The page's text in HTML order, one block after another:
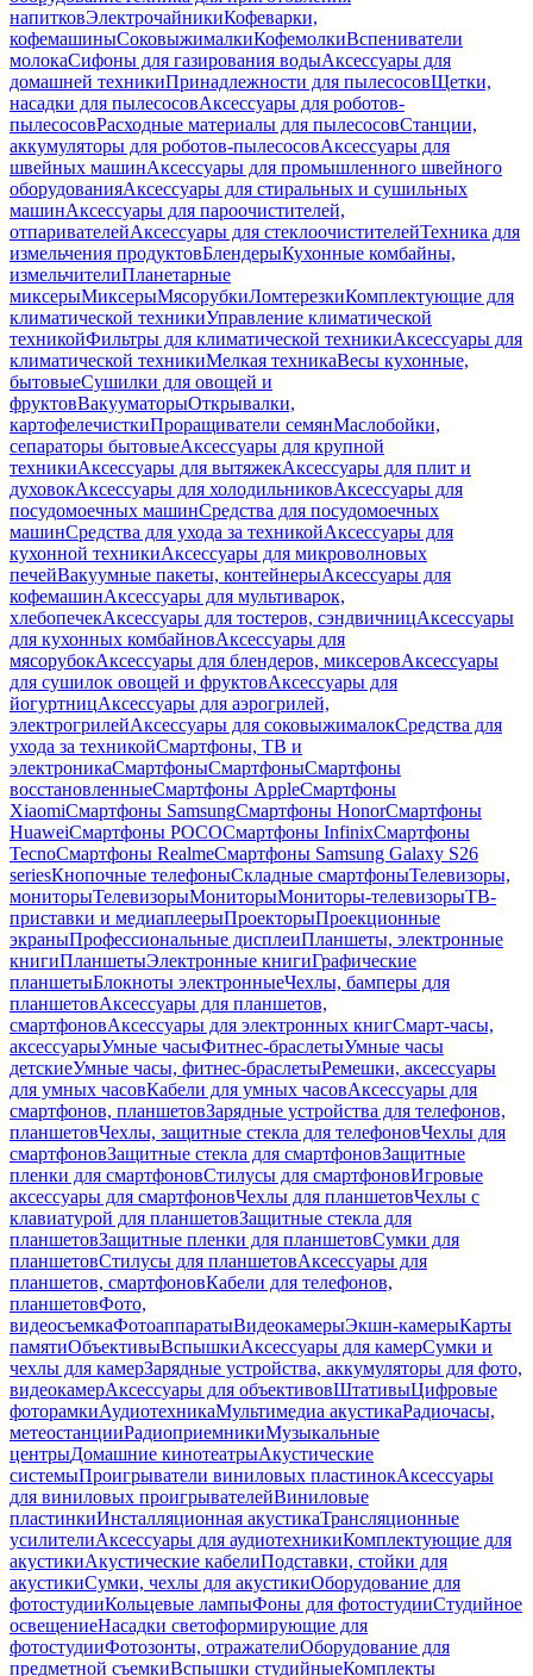
напитковЭлектрочайникиКофеварки,
кофемашиныСоковыжималкиКофемолкиВспениватели
молокаСифоны для газирования водыАксессуары для
домашней техникиПринадлежности для пылесосовЩетки,
насадки для пылесосовАксессуары для роботов-
пылесосовРасходные материалы для пылесосовСтанции,
аккумуляторы для роботов-пылесосовАксессуары для
швейных машинАксессуары для промышленного швейного
оборудованияАксессуары для стиральных и сушильных
машинАксессуары для пароочистителей,
отпаривателейАксессуары для стеклоочистителейТехника для
измельчения продуктовБлендерыКухонные комбайны,
измельчителиПланетарные
миксерыМиксерыМясорубкиЛомтерезкиКомплектующие для
климатической техникиУправление климатической
техникойФильтры для климатической техникиАксессуары для
климатической техникиМелкая техникаВесы кухонные,
бытовыеСушилки для овощей и
фруктовВакууматорыОткрывалки,
картофелечисткиПроращиватели семянМаслобойки,
сепараторы бытовыеАксессуары для крупной
техникиАксессуары для вытяжекАксессуары для плит и
духовокАксессуары для холодильниковАксессуары для
посудомоечных машинСредства для посудомоечных
машинСредства для ухода за техникойАксессуары для
кухонной техникиАксессуары для микроволновых
печейВакуумные пакеты, контейнерыАксессуары для
кофемашинАксессуары для мультиварок,
хлебопечекАксессуары для тостеров, сэндвичницАксессуары
для кухонных комбайновАксессуары для
мясорубокАксессуары для блендеров, миксеровАксессуары
для сушилок овощей и фруктовАксессуары для
йогуртницАксессуары для аэрогрилей,
электрогрилейАксессуары для соковыжималокСредства для
ухода за техникойСмартфоны, ТВ и
электроникаСмартфоныСмартфоныСмартфоны
восстановленныеСмартфоны AppleСмартфоны
XiaomiСмартфоны SamsungСмартфоны HonorСмартфоны
HuaweiСмартфоны POCOСмартфоны InfinixСмартфоны
TecnoСмартфоны RealmeСмартфоны Samsung Galaxy S26
seriesКнопочные телефоныСкладные смартфоныТелевизоры,
мониторыТелевизорыМониторыМониторы-телевизорыТВ-
приставки и медиаплеерыПроекторыПроекционные
экраныПрофессиональные дисплеиПланшеты, электронные
книгиПланшетыЭлектронные книгиГрафические
планшетыБлокноты электронныеЧехлы, бамперы для
планшетовАксессуары для планшетов,
смартфоновАксессуары для электронных книгСмарт-часы,
аксессуарыУмные часыФитнес-браслетыУмные часы
детскиеУмные часы, фитнес-браслетыРемешки, аксессуары
для умных часовКабели для умных часовАксессуары для
смартфонов, планшетовЗарядные устройства для телефонов,
планшетовЧехлы, защитные стекла для телефоновЧехлы для
смартфоновЗащитные стекла для смартфоновЗащитные
пленки для смартфоновСтилусы для смартфоновИгровые
аксессуары для смартфоновЧехлы для планшетовЧехлы с
клавиатурой для планшетовЗащитные стекла для
планшетовЗащитные пленки для планшетовСумки для
планшетовСтилусы для планшетовАксессуары для
планшетов, смартфоновКабели для телефонов,
планшетовФото,
видеосъемкаФотоаппаратыВидеокамерыЭкшн-камерыКарты
памятиОбъективыВспышкиАксессуары для камерСумки и
чехлы для камерЗарядные устройства, аккумуляторы для фото,
видеокамерАксессуары для объективовШтативыЦифровые
фоторамкиАудиотехникаМультимедиа акустикаРадиочасы,
метеостанцииРадиоприемникиМузыкальные
центрыДомашние кинотеатрыАкустические
системыПроигрыватели виниловых пластинокАксессуары
для виниловых проигрывателейВиниловые
пластинкиИнсталляционная акустикаТрансляционные
усилителиАксессуары для аудиотехникиКомплектующие для
акустикиАкустические кабелиПодставки, стойки для
акустикиСумки, чехлы для акустикиОборудование для
фотостудииКольцевые лампыФоны для фотостудииСтудийное
освещениеНасадки светоформирующие для
фотостудииФотозонты, отражателиОборудование для
предметной съемкиВспышки студийныеКомплекты